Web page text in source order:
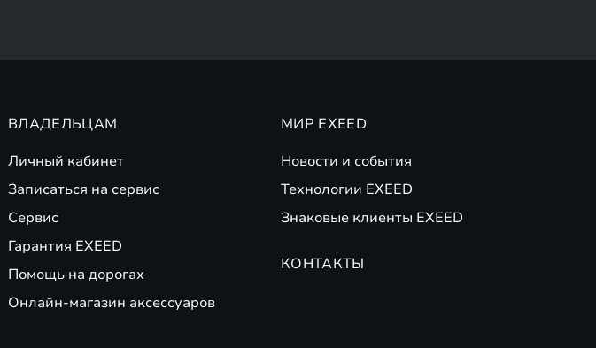
ВЛАДЕЛЬЦАМ
Личный кабинет
Записаться на сервис
Сервис
Гарантия EXEED
Помощь на дорогах
Онлайн-магазин аксессуаров
МИР EXEED
Новости и события
Технологии EXEED
Знаковые клиенты EXEED
КОНТАКТЫ